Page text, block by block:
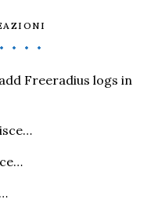
Freeradius logs in